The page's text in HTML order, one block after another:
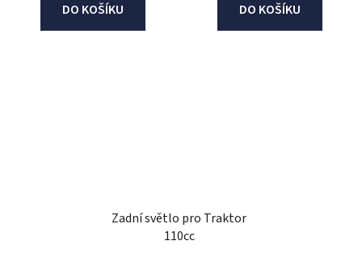
DO KOŠÍKU DO KOŠÍKU
Zadní světlo pro Traktor
110cc